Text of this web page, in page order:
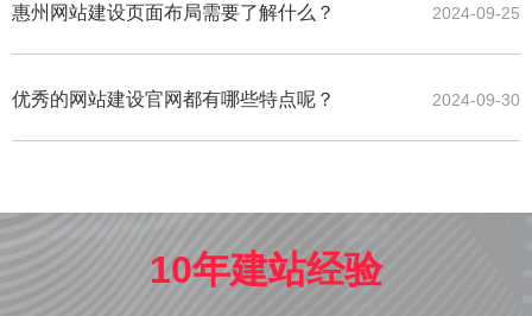
2024-09-25
惠州网站建设页面布局需要了解什么？
2024-09-30
优秀的网站建设官网都有哪些特点呢？
10年建站经验